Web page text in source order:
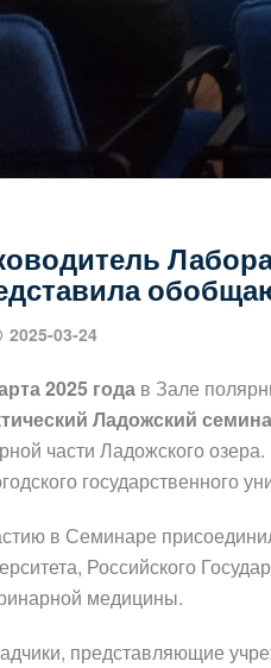
2025-03-24
2025 года в Зале
Ладожский
части Ладожского
государственного
в Семинаре
Российского
медицины.
представляющие